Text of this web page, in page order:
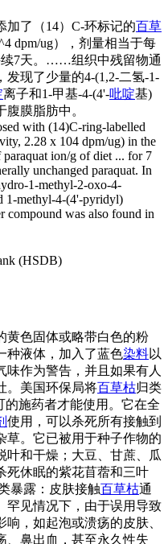
加了（14）C-环标记的百草
dpm/ug），剂量相当于每
7天。……组织中残留物通
发现了少量的4-(1,2-二氢-1-
离子和1-甲基-4-(4'-吡啶基)
膜脂肪中。
with (14)C-ring-labelled
2.28 x 104 dpm/ug) in the
ion/g of diet ... for 7
unchanged paraquat. In
1-methyl-2-oxo-4-
1-methyl-4-(4'-pyridyl)
compound was also found in
(HSDB)
黄色固体或略带白色的粉
种液体，加入了蓝色染料以
味作为警告，并且如果有人
。美国环保局将百草枯归类
的施药者才能使用。它在全
使用，可以杀死所有接触到
草。它已被用于种子作物的
叶和干燥；大豆、甘蔗、瓜
死休眠的紫花苜蓿和三叶
暴露：皮肤接触百草枯通
罕见情况下，由于误用导致
，如起泡或溃疡的皮肤、
、鼻出血，甚至永久性失